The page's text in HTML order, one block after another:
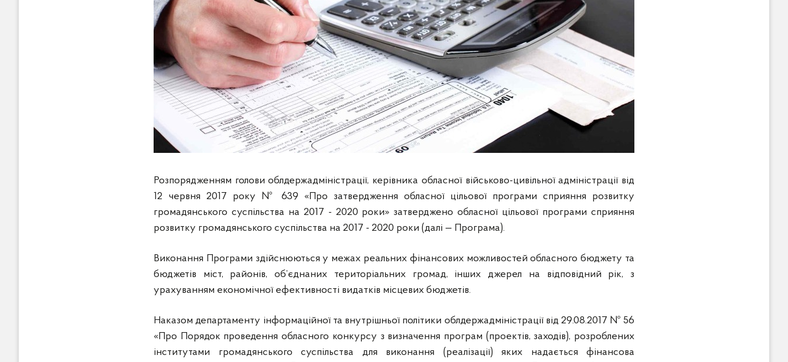
Розпорядженням голови облдержадміністрації, керівника обласної військово-цивільної адміністрації від
12 червня 2017 року № 639 «Про затвердження обласної цільової програми сприяння розвитку
громадянського суспільства на 2017 - 2020 роки» затверджено обласної цільової програми сприяння
розвитку громадянського суспільства на 2017 - 2020 роки (далі — Програма).
Виконання Програми здійснюються у межах реальних фінансових можливостей обласного бюджету та
бюджетів міст, районів, об’єднаних територіальних громад, інших джерел на відповідний рік, з
урахуванням економічної ефективності видатків місцевих бюджетів.
Наказом департаменту інформаційної та внутрішньої політики облдержадміністрації від 29.08.2017 № 56
«Про Порядок проведення обласного конкурсу з визначення програм (проектів, заходів), розроблених
інститутами громадянського суспільства для виконання (реалізації) яких надається фінансова